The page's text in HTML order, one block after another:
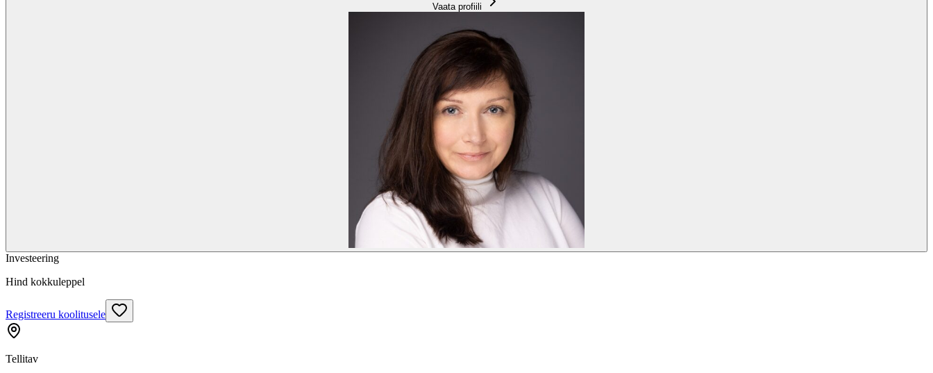
Vaata profiili
Investeering
Hind kokkuleppel
Registreeru koolitusele
Tellitav